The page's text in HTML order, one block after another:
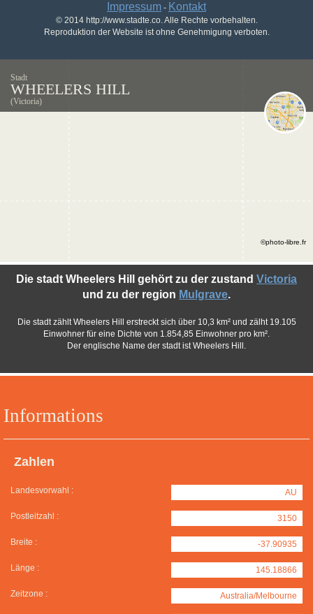
Impressum - Kontakt
© 2014 http://www.stadte.co. Alle Rechte vorbehalten.
Reproduktion der Website ist ohne Genehmigung verboten.
Stadt
WHEELERS HILL
(Victoria)
Informations
Zahlen
Landesvorwahl : AU
Postleitzahl : 3150
Breite : -37.90935
Länge : 145.18866
Zeitzone : Australia/Melbourne
Die stadt Wheelers Hill gehört zu der zustand Victoria
und zu der region Mulgrave.
Die stadt zählt Wheelers Hill erstreckt sich über 10,3 km² und zälht 19.105
Einwohner für eine Dichte von 1.854,85 Einwohner pro km².
Der englische Name der stadt ist Wheelers Hill.
©photo-libre.fr